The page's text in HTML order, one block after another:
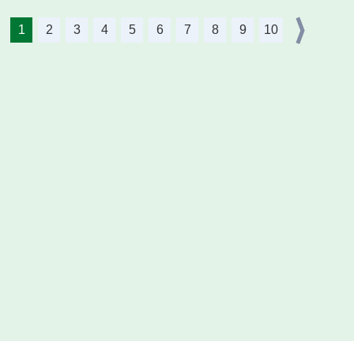
1 2 3 4 5 6 7 8 9 10